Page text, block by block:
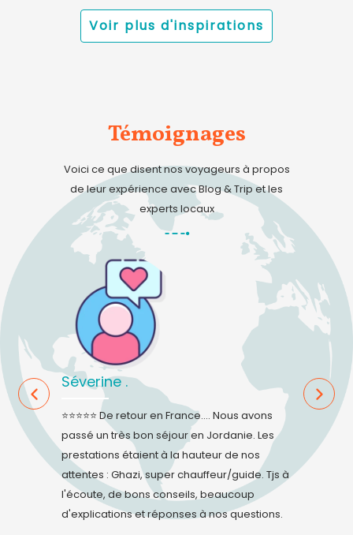
Voir plus d'inspirations
Témoignages
Voici ce que disent nos voyageurs à propos
de leur expérience avec Blog & Trip et les
experts locaux
et à
Séverine .
⭐⭐⭐⭐⭐ De retour en France.... Nous avons
passé un très bon séjour en Jordanie. Les
prestations étaient à la hauteur de nos
attentes : Ghazi, super chauffeur/guide. Tjs à
l'écoute, de bons conseils, beaucoup
d'explications et réponses à nos questions.
Sandie .
respecter.
réactifs et